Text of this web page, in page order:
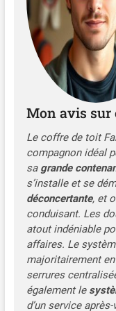
Mon avis sur
Le coffre de toit
compagnon idéal
sa grande
s’installe et se
déconcertante, et
conduisant. Les
atout indéniable
affaires. Le
majoritairement
serrures
également le
d’un service